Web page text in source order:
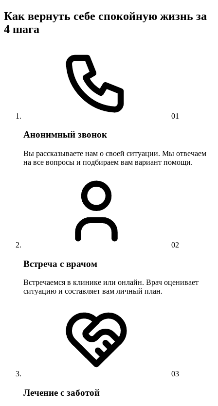
Как вернуть себе спокойную жизнь за
4 шага
01
Анонимный звонок
Вы рассказываете нам о своей ситуации. Мы отвечаем
на все вопросы и подбираем вам вариант помощи.
02
Встреча с врачом
Встречаемся в клинике или онлайн. Врач оценивает
ситуацию и составляет вам личный план.
03
Лечение с заботой